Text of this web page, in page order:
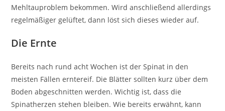
Mehltauproblem bekommen. Wird anschließend allerdings
regelmäßiger gelüftet, dann löst sich dieses wieder auf.
Die Ernte
Bereits nach rund acht Wochen ist der Spinat in den
meisten Fällen erntereif. Die Blätter sollten kurz über dem
Boden abgeschnitten werden. Wichtig ist, dass die
Spinatherzen stehen bleiben. Wie bereits erwähnt, kann